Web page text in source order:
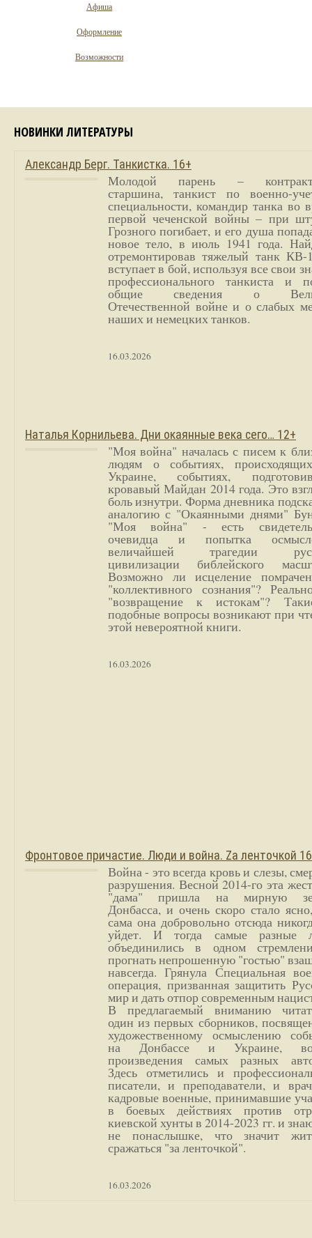
Афиша
Оформление
Возможности
НОВИНКИ ЛИТЕРАТУРЫ
Александр Берг. Танкистка. 16+
Молодой парень –
старшина, танкист по военно-
специальности, командир танка во
первой чеченской войны – при
Грозного погибает, и его душа
новое тело, в июль 1941 года.
отремонтировав тяжелый танк
вступает в бой, используя все свои
профессионального танкиста и
общие сведения о
Отечественной войне и о слабых
наших и немецких танков.
16.03.2026
Наталья Корнильева. Дни окаянные века сего… 12+
"Моя война" началась с писем к
людям о событиях,
Украине, событиях,
кровавый Майдан 2014 года. Это
боль изнутри. Форма дневника
аналогию с "Окаянными днями"
"Моя война" - есть
очевидца и попытка
величайшей трагедии
цивилизации библейского
Возможно ли исцеление
"коллективного сознания"?
"возвращение к истокам"?
подобные вопросы возникают при
этой невероятной книги.
16.03.2026
Фронтовое причастие. Люди и война. Zа ленточкой
Война - это всегда кровь и слезы,
разрушения. Весной 2014-го эта
"дама" пришла на мирную
Донбасса, и очень скоро стало
сама она добровольно отсюда
уйдет. И тогда самые разные
объединились в одном
прогнать непрошенную "гостью"
навсегда. Грянула Специальная
операция, призванная защитить
мир и дать отпор современным
В предлагаемый вниманию
один из первых сборников,
художественному осмыслению
на Донбассе и Украине,
произведения самых разных
Здесь отметились и
писатели, и преподаватели, и
кадровые военные, принимавшие
в боевых действиях против
киевской хунты в 2014-2023 гг. и
не понаслышке, что значит
сражаться "за ленточкой".
16.03.2026